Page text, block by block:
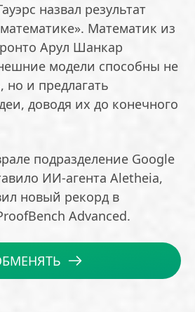
назвал результат
Математик из
Арул Шанкар
модели способны не
но и предлагать
доводя их до конечного
подразделение Google
ИИ-агента Aletheia,
новый рекорд в
Advanced.